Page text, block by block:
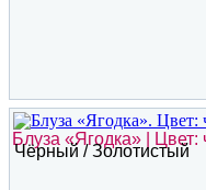
Блуза «Ягодка» |
Чёрный / Золотистый